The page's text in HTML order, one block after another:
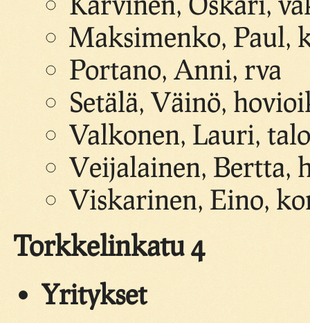
Maksimenko, Paul,
Portano, Anni, rva
Setälä, Väinö,
Valkonen, Lauri,
Veijalainen, Bertta,
Viskarinen, Eino,
Torkkelinkatu 4
Yritykset